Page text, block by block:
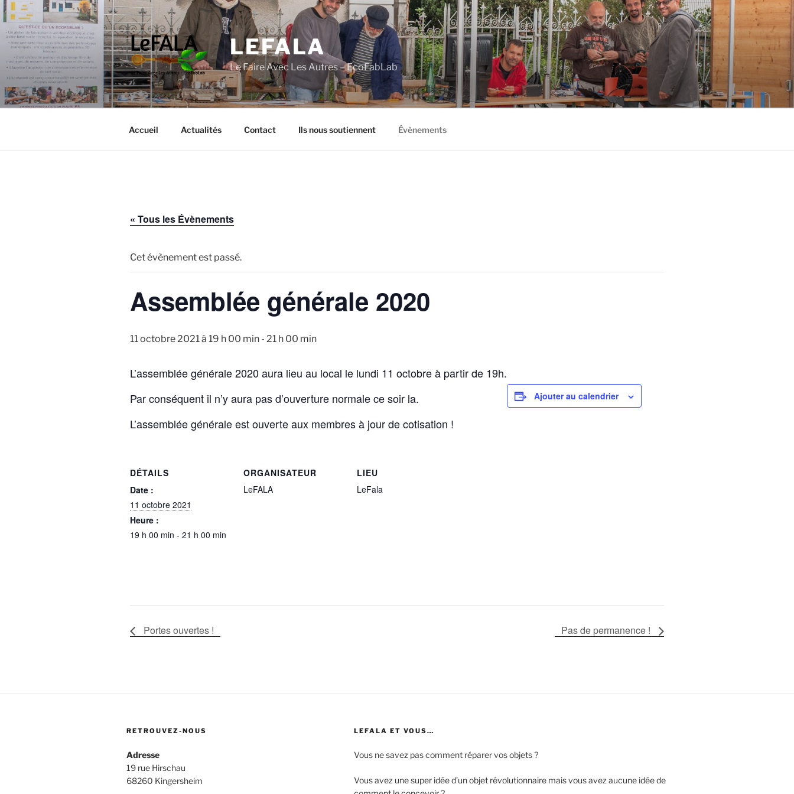
Aller
au
contenu
principal
LEFALA
Le Faire Avec Les Autres – EcoFabLab
Accueil Actualités Contact Ils nous soutiennent Évènements
« Tous les Évènements
Cet évènement est passé.
Assemblée générale 2020
11 octobre 2021 à 19 h 00 min - 21 h 00 min
L’assemblée générale 2020 aura lieu au local le lundi 11 octobre à partir de 19h.
Par conséquent il n’y aura pas d’ouverture normale ce soir la.
L’assemblée générale est ouverte aux membres à jour de cotisation !
Ajouter au calendrier
DÉTAILS
Date :
11 octobre 2021
Heure :
19 h 00 min - 21 h 00 min
ORGANISATEUR
LeFALA
LIEU
LeFala
Portes ouvertes ! Pas de permanence !
RETROUVEZ-NOUS
Adresse
19 rue Hirschau
68260 Kingersheim
LEFALA ET VOUS…
Vous ne savez pas comment réparer vos objets ?
Vous avez une super idée d’un objet révolutionnaire mais vous avez aucune idée de